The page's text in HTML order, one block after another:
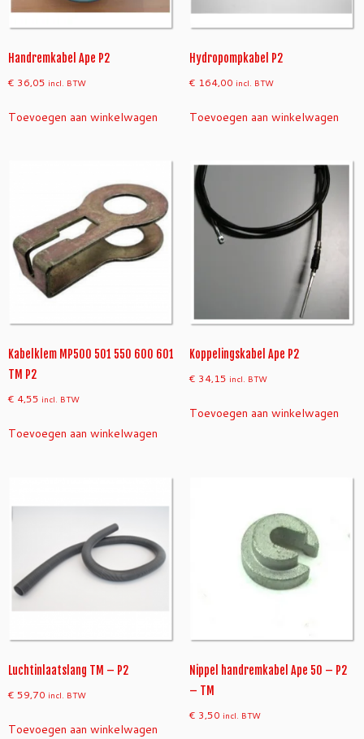
Handremkabel Ape P2
€ 36,05 incl. BTW
Toevoegen aan winkelwagen
Hydropompkabel P2
€ 164,00 incl. BTW
Toevoegen aan winkelwagen
Kabelklem MP500 501 550 600 601
TM P2
€ 4,55 incl. BTW
Toevoegen aan winkelwagen
Koppelingskabel Ape P2
€ 34,15 incl. BTW
Toevoegen aan winkelwagen
Luchtinlaatslang TM – P2
€ 59,70 incl. BTW
Toevoegen aan winkelwagen
Nippel handremkabel Ape 50 – P2
– TM
€ 3,50 incl. BTW